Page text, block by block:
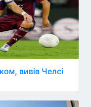
вивів Челсі